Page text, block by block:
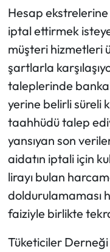
Hesap ekstrelerine
iptal ettirmek
müşteri hizmetleri
şartlarla
taleplerinde
yerine belirli süreli
taahhüdü talep
yansıyan son
aidatın iptali için
lirayı bulan
doldurulamaması
faiziyle birlikte
Tüketiciler Derneği